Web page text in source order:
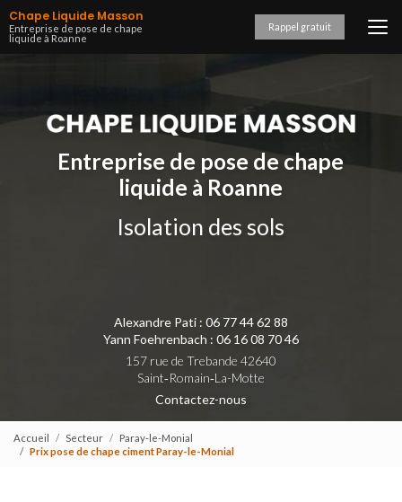
Aller
au
contenu
Chape Liquide Masson
Entreprise de pose de chape
liquide à Roanne
Rappel gratuit
Entreprise de pose de chape
liquide à Roanne
Isolation des sols
Alexandre Pati : 06 77 44 62 88
Yann Foehrenbach : 06 16 08 70 46
157 rue de Trebande 42640
Saint‑Romain‑La-Motte
Contactez-nous
Accueil Secteur
Paray-le-Monial
Prix pose de chape ciment Paray-le-Monial